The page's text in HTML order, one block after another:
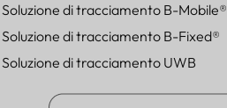
Soluzione di tracciamento B-Mobile®
Soluzione di tracciamento B-Fixed®
Soluzione di tracciamento UWB